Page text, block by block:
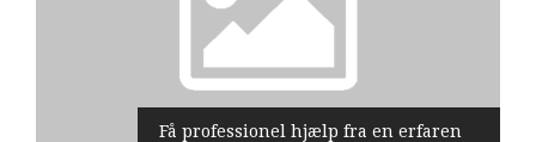
Få professionel hjælp fra en erfaren